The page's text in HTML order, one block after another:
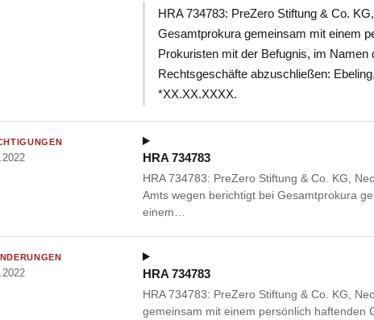
HRA 734783: PreZero Stiftung & Co.
Gesamtprokura gemeinsam mit einem
Prokuristen mit der Befugnis, im
Rechtsgeschäfte abzuschließen:
*XX.XX.XXXX.
HRA 734783
HRA 734783: PreZero Stiftung & Co. KG,
Amts wegen berichtigt bei Gesamtprokura
einem…
HRA 734783
HRA 734783: PreZero Stiftung & Co. KG,
gemeinsam mit einem persönlich haftenden